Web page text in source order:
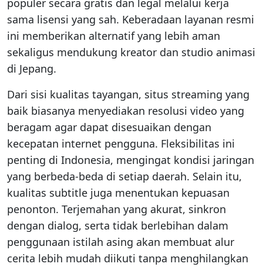
populer secara gratis dan legal melalui kerja
sama lisensi yang sah. Keberadaan layanan resmi
ini memberikan alternatif yang lebih aman
sekaligus mendukung kreator dan studio animasi
di Jepang.
Dari sisi kualitas tayangan, situs streaming yang
baik biasanya menyediakan resolusi video yang
beragam agar dapat disesuaikan dengan
kecepatan internet pengguna. Fleksibilitas ini
penting di Indonesia, mengingat kondisi jaringan
yang berbeda-beda di setiap daerah. Selain itu,
kualitas subtitle juga menentukan kepuasan
penonton. Terjemahan yang akurat, sinkron
dengan dialog, serta tidak berlebihan dalam
penggunaan istilah asing akan membuat alur
cerita lebih mudah diikuti tanpa menghilangkan